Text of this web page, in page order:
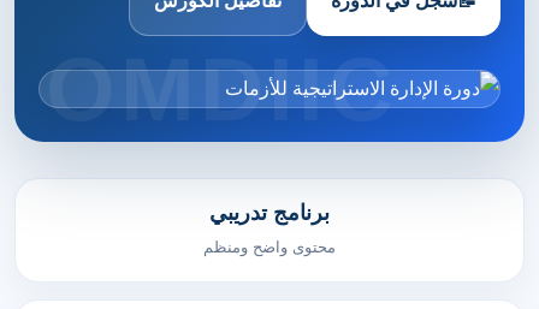
برنامج تدريبي
محتوى واضح ومنظم